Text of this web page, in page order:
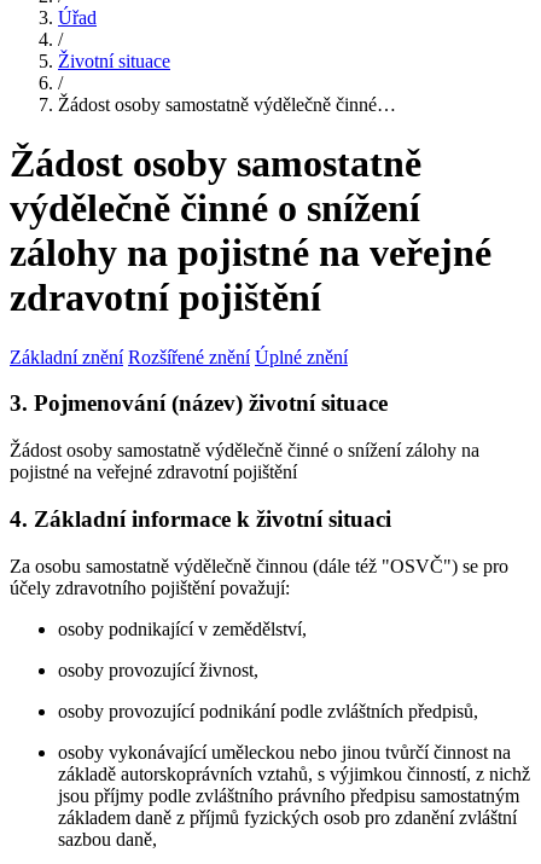
Úřad
/
Životní situace
/
Žádost osoby samostatně výdělečně činné…
Žádost osoby samostatně
výdělečně činné o snížení
zálohy na pojistné na veřejné
zdravotní pojištění
Základní znění Rozšířené znění Úplné znění
3. Pojmenování (název) životní situace
Žádost osoby samostatně výdělečně činné o snížení zálohy na
pojistné na veřejné zdravotní pojištění
4. Základní informace k životní situaci
Za osobu samostatně výdělečně činnou (dále též "OSVČ") se pro
účely zdravotního pojištění považují:
osoby podnikající v zemědělství,
osoby provozující živnost,
osoby provozující podnikání podle zvláštních předpisů,
osoby vykonávající uměleckou nebo jinou tvůrčí činnost na
základě autorskoprávních vztahů, s výjimkou činností, z nichž
jsou příjmy podle zvláštního právního předpisu samostatným
základem daně z příjmů fyzických osob pro zdanění zvláštní
sazbou daně,